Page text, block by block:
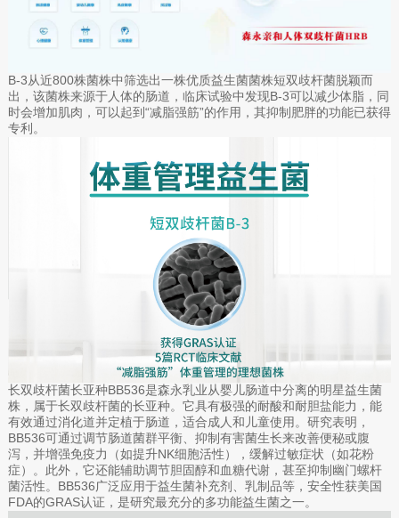
B-3从近800株菌株中筛选出一株优质益生菌菌株短双歧杆菌脱颖而
出，该菌株来源于人体的肠道，临床试验中发现B-3可以减少体脂，同
时会增加肌肉，可以起到“减脂强筋”的作用，其抑制肥胖的功能已获得
专利。
长双歧杆菌长亚种BB536是森永乳业从婴儿肠道中分离的明星益生菌
株，属于长双歧杆菌的长亚种。它具有极强的耐酸和耐胆盐能力，能
有效通过消化道并定植于肠道，适合成人和儿童使用。研究表明，
BB536可通过调节肠道菌群平衡、抑制有害菌生长来改善便秘或腹
泻，并增强免疫力（如提升NK细胞活性），缓解过敏症状（如花粉
症）。此外，它还能辅助调节胆固醇和血糖代谢，甚至抑制幽门螺杆
菌活性。BB536广泛应用于益生菌补充剂、乳制品等，安全性获美国
FDA的GRAS认证，是研究最充分的多功能益生菌之一。